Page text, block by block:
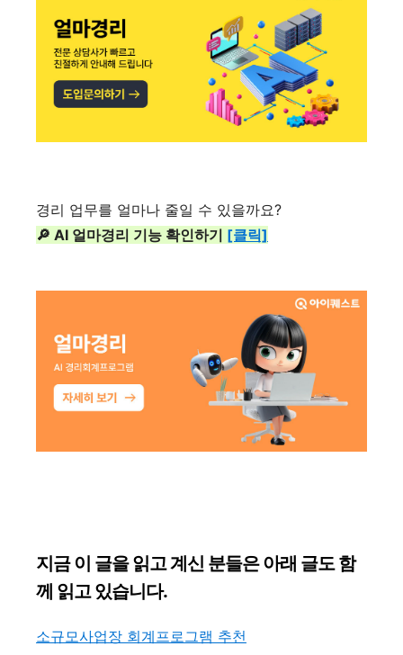
경리 업무를 얼마나 줄일 수 있을까요?
🔎 AI 얼마경리 기능 확인하기 [클릭]
지금 이 글을 읽고 계신 분들은 아래 글도 함
께 읽고 있습니다.
소규모사업장 회계프로그램 추천